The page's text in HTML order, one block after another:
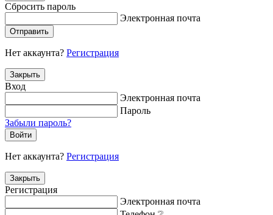
Сбросить пароль
Электронная почта
Отправить
Нет аккаунта? Регистрация
Закрыть
Вход
Электронная почта
Пароль
Забыли пароль?
Войти
Нет аккаунта? Регистрация
Закрыть
Регистрация
Электронная почта